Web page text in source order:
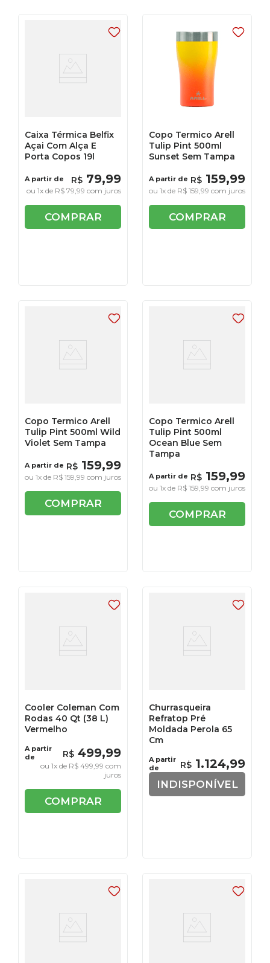
Caixa Térmica Belfix
Açai Com Alça E
Porta Copos 19l
A partir de R$ 79,99
ou1x de R$ 79,99 com juros
COMPRAR
Copo Termico Arell
Tulip Pint 500ml
Sunset Sem Tampa
A partir de R$ 159,99
ou1x de R$ 159,99 com juros
COMPRAR
Copo Termico Arell
Tulip Pint 500ml Wild
Violet Sem Tampa
A partir de R$ 159,99
ou1x de R$ 159,99 com juros
COMPRAR
Copo Termico Arell
Tulip Pint 500ml
Ocean Blue Sem
Tampa
A partir de R$ 159,99
ou1x de R$ 159,99 com juros
COMPRAR
Cooler Coleman Com
Rodas 40 Qt (38 L)
Vermelho
A partir
de
R$ 499,99
ou1x de R$ 499,99 com
juros
COMPRAR
Churrasqueira
Refratop Pré
Moldada Perola 65
Cm
A partir
de
R$ 1.124,99
INDISPONÍVEL